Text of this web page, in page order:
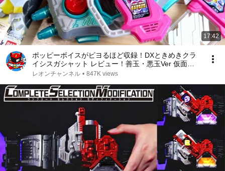
17:42
ポッピーボイスがピヨるほど収録！DXときめきクラ
イシスガシャット レビュー！善玉・悪玉Ver 仮面ラ
イダーポッピー ときめきクライシスゲーマーレベルX
レオンチャンネル • 847K views